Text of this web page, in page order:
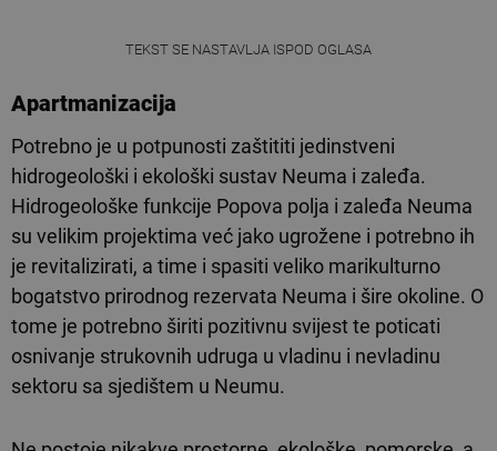
TEKST SE NASTAVLJA ISPOD OGLASA
Apartmanizacija
Potrebno je u potpunosti zaštititi jedinstveni
hidrogeološki i ekološki sustav Neuma i zaleđa.
Hidrogeološke funkcije Popova polja i zaleđa Neuma
su velikim projektima već jako ugrožene i potrebno ih
je revitalizirati, a time i spasiti veliko marikulturno
bogatstvo prirodnog rezervata Neuma i šire okoline. O
tome je potrebno širiti pozitivnu svijest te poticati
osnivanje strukovnih udruga u vladinu i nevladinu
sektoru sa sjedištem u Neumu.